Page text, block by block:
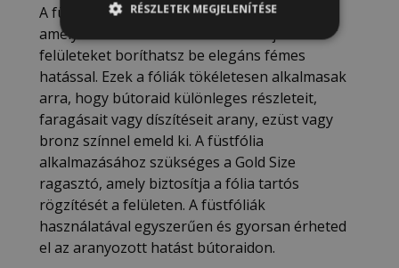
A füstfóliák vékony, rugalmas fóliák,
amelyekkel íves és összetett formájú
felületeket boríthatsz be elegáns fémes
hatással. Ezek a fóliák tökéletesen alkalmasak
arra, hogy bútoraid különleges részleteit,
faragásait vagy díszítéseit arany, ezüst vagy
bronz színnel emeld ki. A füstfólia
alkalmazásához szükséges a Gold Size
ragasztó, amely biztosítja a fólia tartós
rögzítését a felületen. A füstfóliák
használatával egyszerűen és gyorsan érheted
el az aranyozott hatást bútoraidon.
RÉSZLETEK MEGJELENÍTÉSE